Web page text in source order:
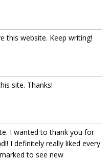
this website. Keep writing!
site. Thanks!
I wanted to thank you for
I definitely really liked every
to see new